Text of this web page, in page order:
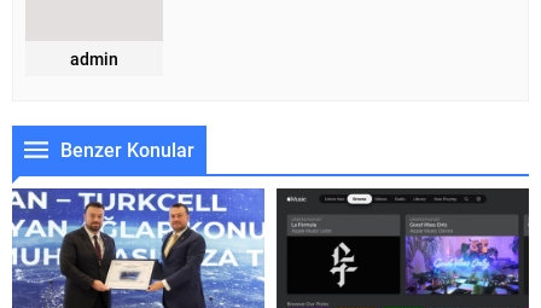
admin
Benzer Konular